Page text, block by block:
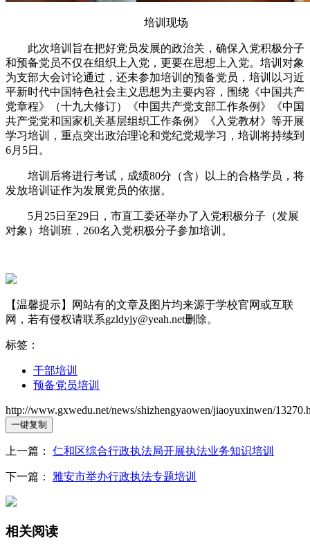
培训现场
此次培训旨在把好党员发展的政治关，确保入党积极分子
和预备党员不仅在组织上入党，更要在思想上入党。培训对象
为支部大会讨论通过，还未参加培训的预备党员，培训以习近
平新时代中国特色社会主义思想为主要内容，围绕《中国共产
党章程》（十九大修订）《中国共产党支部工作条例》《中国
共产党党和国家机关基层组织工作条例》《入党教材》等开展
学习培训，重点突出政治理论和党纪党规学习，培训将持续到
6月5日。
培训后将进行考试，成绩80分（含）以上的合格学员，将
发放培训证作为发展党员的依据。
5月25日至29日，市直工委还举办了入党积极分子（发展
对象）培训班，260名入党积极分子参加培训。
【温馨提示】网站有的文章及图片均来源于学校官网或互联
网，若有侵权请联系gzldyjy@yeah.net删除。
标签：
干部培训
预备党员培训
http://www.gxwedu.net/news/shizhengyaowen/jiaoyuxinwen/
一键复制
上一篇： 仁和区综合行政执法局开展执法业务知识培训
下一篇： 雅安市举办行政执法专题培训
相关阅读